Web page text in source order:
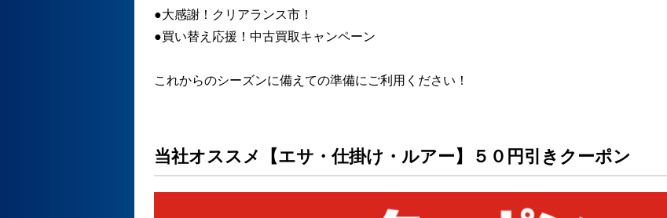
●大感謝！クリアランス市！
●買い替え応援！中古買取キャンペーン
これからのシーズンに備えての準備にご利用ください！
当社オススメ【エサ・仕掛け・ルアー】５０円引きクーポン